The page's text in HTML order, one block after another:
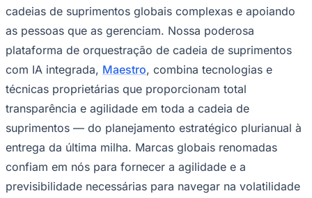
cadeias de suprimentos globais complexas e apoiando
as pessoas que as gerenciam. Nossa poderosa
plataforma de orquestração de cadeia de suprimentos
com IA integrada, Maestro, combina tecnologias e
técnicas proprietárias que proporcionam total
transparência e agilidade em toda a cadeia de
suprimentos — do planejamento estratégico plurianual à
entrega da última milha. Marcas globais renomadas
confiam em nós para fornecer a agilidade e a
previsibilidade necessárias para navegar na volatilidade